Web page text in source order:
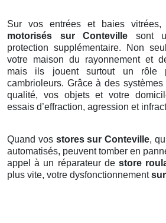
Sur vos entrées et baies
motorisés
sur Conteville sont
protection supplémentaire. Non
votre maison du rayonnement et
mais ils jouent surtout un rôle
cambrioleurs. Grâce à des
qualité, vos objets et votre
essais d’effraction, agression et
Quand vos stores sur Conteville,
automatisés, peuvent tomber en
appel à un réparateur destore
plus vite, votre dysfonctionnement